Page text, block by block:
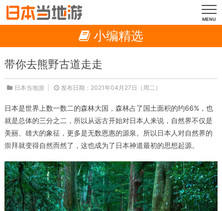
MENU
小编精选
带你去熊野古道走走
日本当地游 发布日期：2021年04月27日（周二）
日本是世界上数一数二的森林大国，森林占了国土面积的约66%，也
就是总体的三分之二，所以从远古开始对日本人来说，自然界不仅是
美丽、雄大的象征，更多是无数恩惠的源泉。所以日本人对自然界的
崇拜就变得自然而然了，这也成为了日本神道最初的思想起源。